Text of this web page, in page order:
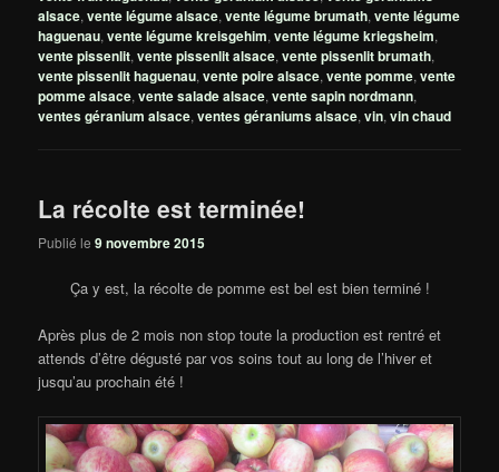
alsace,vente légume alsace,vente légume brumath,vente légume
haguenau,vente légume kreisgehim,vente légume kriegsheim,
vente pissenlit,vente pissenlit alsace,vente pissenlit brumath,
vente pissenlit haguenau,vente poire alsace,vente pomme,vente
pomme alsace,vente salade alsace,vente sapin nordmann,
ventes géranium alsace,ventes géraniums alsace,vin,vin chaud
La récolte est terminée!
Publié le9 novembre 2015
Ça y est, la récolte de pomme est bel est bien terminé !
Après plus de 2 mois non stop toute la production est rentré et
attends d’être dégusté par vos soins tout au long de l’hiver et
jusqu’au prochain été !